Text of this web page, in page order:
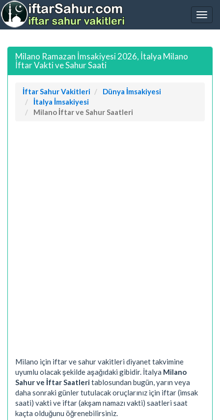
Milano Ramazan İmsakiyesi 2026, İtalya Milano
İftar Vakti ve Sahur Saati
İftar Sahur Vakitleri
Dünya İmsakiyesi
İtalya İmsakiyesi
Milano İftar ve Sahur Saatleri
Milano için iftar ve sahur vakitleri diyanet takvimine
uyumlu olacak şekilde aşağıdaki gibidir. İtalya Milano
Sahur ve İftar Saatleritablosundan bugün, yarın veya
daha sonraki günler tutulacak oruçlarınız için iftar (imsak
saati) vakti ve iftar (akşam namazı vakti) saatleri saat
kaçta olduğunu öğrenebilirsiniz.